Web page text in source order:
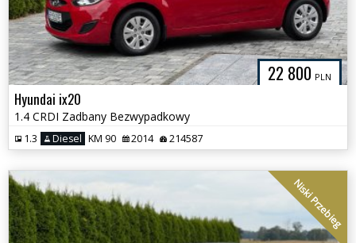
22 800 PLN
Hyundai ix20
1.4 CRDI Zadbany Bezwypadkowy
1.3 Diesel KM 90 2014 214587
Niski Przebieg